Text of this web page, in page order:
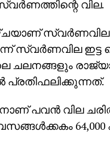
വില.
സ്വര്‍ണവില
സ്വര്‍ണവില ഇട്ട
ചലനങ്ങളും
പ്രതിഫലിക്കുന്നത്.
പവന്‍ വില